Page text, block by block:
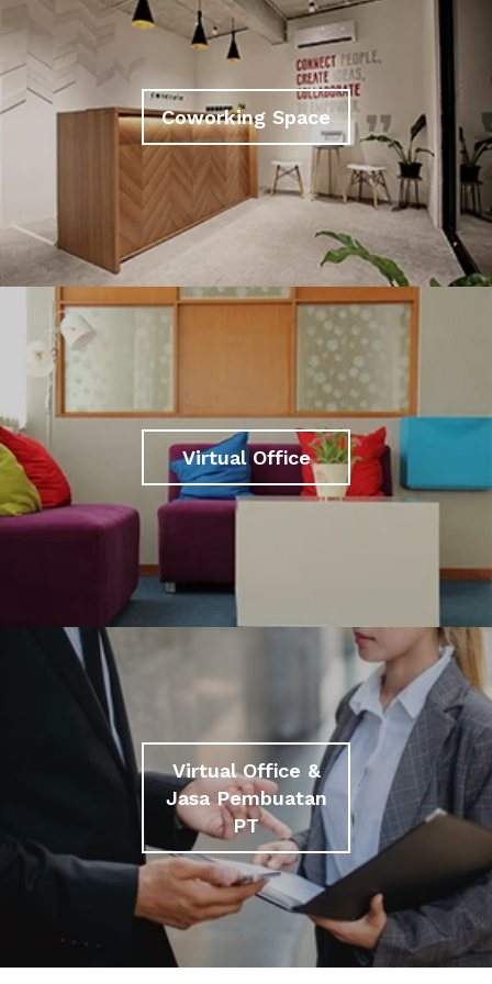
Coworking Space
Virtual Office
Virtual Office &
Jasa Pembuatan
PT